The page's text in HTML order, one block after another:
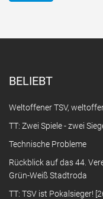
BELIEBT
Weltoffener TSV,
TT: Zwei Spiele - zwei
Technische Probleme
Rückblick auf das 44.
Grün-Weiß Stadtroda
TT: TSV ist Pokalsieger!